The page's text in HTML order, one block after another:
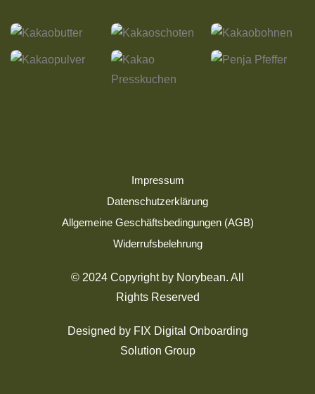
Impressum
Datenschutzerklärung
Allgemeine Geschäftsbedingungen (AGB)
Widerrufsbelehrung
© 2024 Copyright by Norybean. All
Rights Reserved
Designed by FIX Digital Onboarding
Solution Group